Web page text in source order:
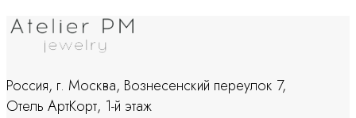
Россия, г. Москва, Вознесенский переулок 7,
Отель АртКорт, 1-й этаж